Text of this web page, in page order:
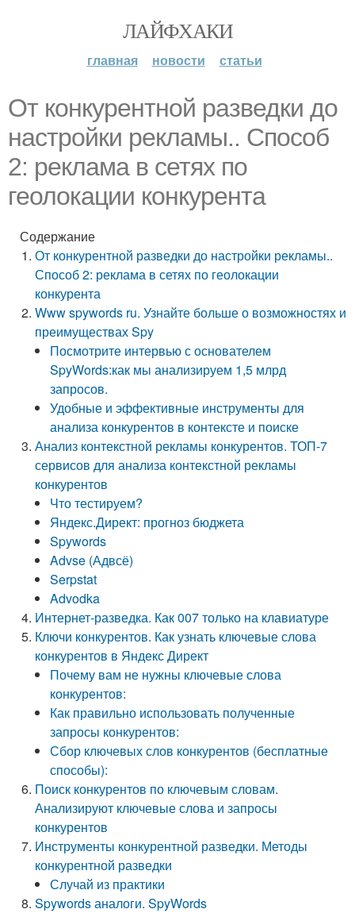
ЛАЙФХАКИ
главная новости статьи
От конкурентной разведки до
настройки рекламы.. Способ
2: реклама в сетях по
геолокации конкурента
Содержание
От конкурентной разведки до настройки рекламы..
Способ 2: реклама в сетях по геолокации
конкурента
Www spywords ru. Узнайте больше о возможностях и
преимуществах Spy
Посмотрите интервью с основателем
SpyWords:как мы анализируем 1,5 млрд
запросов.
Удобные и эффективные инструменты для
анализа конкурентов в контексте и поиске
Анализ контекстной рекламы конкурентов. ТОП-7
сервисов для анализа контекстной рекламы
конкурентов
Что тестируем?
Яндекс.Директ: прогноз бюджета
Spywords
Advse (Адвсё)
Serpstat
Advodka
Интернет-разведка. Как 007 только на клавиатуре
Ключи конкурентов. Как узнать ключевые слова
конкурентов в Яндекс Директ
Почему вам не нужны ключевые слова
конкурентов:
Как правильно использовать полученные
запросы конкурентов:
Сбор ключевых слов конкурентов (бесплатные
способы):
Поиск конкурентов по ключевым словам.
Анализируют ключевые слова и запросы
конкурентов
Инструменты конкурентной разведки. Методы
конкурентной разведки
Случай из практики
Spywords аналоги. SpyWords